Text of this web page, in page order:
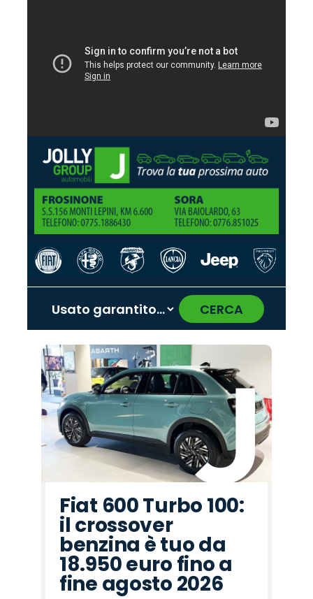
CERCA
Promo
Mazda
Promo
Land
Rover
Promo
Lancia
Promo
Abarth
Promo
Fiat
Promo
Seat
Promo
Citroën
Promo
Alfa
Romeo
Promo
Jaecoo
Promo
Cupra
Promo
Jeep
Promo
Opel
Promo
Hyundai
Promo
Omoda
Promo
Peugeot
‹ ›
Fiat 600 Turbo 100:
il crossover
benzina è tuo da
18.950 euro fino a
fine agosto 2026